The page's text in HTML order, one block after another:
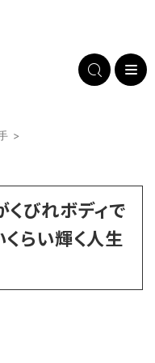
>
びれボディで
らい輝く人生